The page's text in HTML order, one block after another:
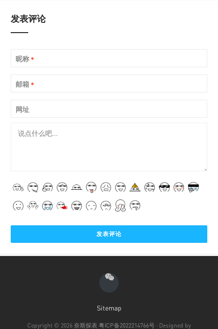
发表评论
昵称 *
邮箱 *
网址
Sitemap
Copyright © 2026 奈斯探表 粤ICP备2022214766号 · Designed by